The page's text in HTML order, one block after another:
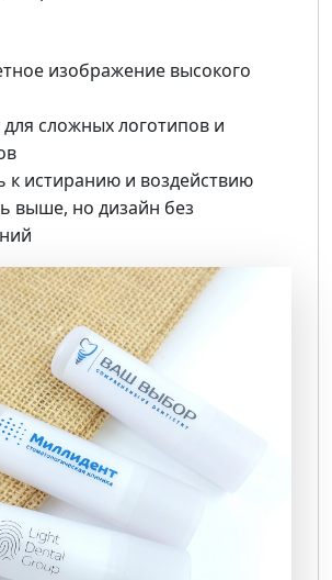
изображение высокого
сложных логотипов и
к истиранию и воздействию
выше, но дизайн без